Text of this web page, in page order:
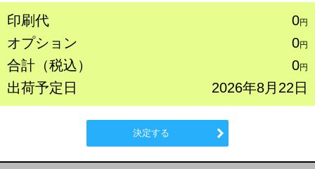
印刷代 0円
オプション 0円
合計（税込） 0円
出荷予定日 2026年8月22日
決定する